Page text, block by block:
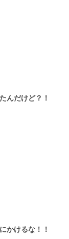
んだけど？！
かけるな！！